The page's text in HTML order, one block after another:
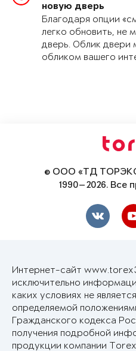
новую дверь
Благодаря опции
легко обновить, не
дверь. Облик двери
обликом вашего
© ООО «ТД
1990—2026. Все
Интернет-сайт
исключительно
каких условиях не
определяемой
Гражданского кодекса
получения подробной
продукции компании